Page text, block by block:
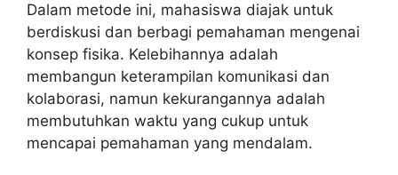
Dalam metode ini, mahasiswa diajak untuk
berdiskusi dan berbagi pemahaman mengenai
konsep fisika. Kelebihannya adalah
membangun keterampilan komunikasi dan
kolaborasi, namun kekurangannya adalah
membutuhkan waktu yang cukup untuk
mencapai pemahaman yang mendalam.